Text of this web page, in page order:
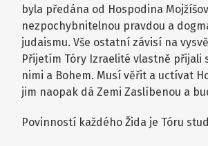
byla předána od Hospodina
nezpochybnitelnou pravdou a
judaismu. Vše ostatní závisí na
Přijetím Tóry Izraelité vlastně přijali
nimi a Bohem. Musí věřit a uctívat
jim naopak dá Zemi Zaslíbenou a
Povinností každého Žida je Tóru